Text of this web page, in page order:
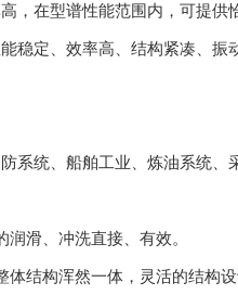
，在型谱性能范围内，可提供
稳定、效率高、结构紧凑、振
统、船舶工业、炼油系统、
滑、冲洗直接、有效。
结构浑然一体，灵活的结构设